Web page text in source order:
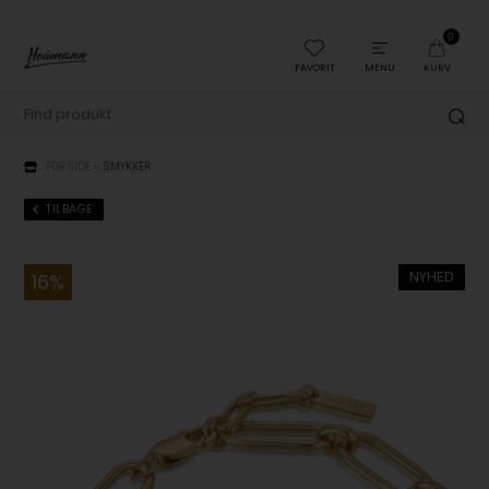
FAVORIT MENU
0
KURV
SMYKKER
TILBAGE
16% NYHED